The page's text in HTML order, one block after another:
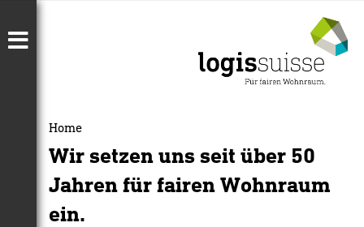
Home
Wir setzen uns seit über 50
Jahren für fairen Wohnraum
ein.